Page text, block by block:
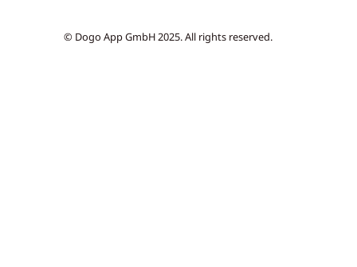
© Dogo App GmbH 2025. All rights reserved.